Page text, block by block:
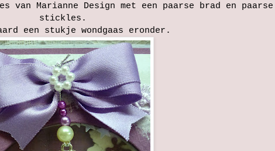
van Marianne Design met een paarse brad en paarse
stickles.
een stukje wondgaas eronder.